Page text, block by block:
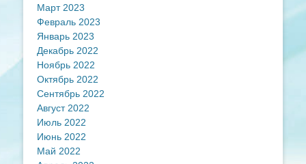
Март 2023
Февраль 2023
Январь 2023
Декабрь 2022
Ноябрь 2022
Октябрь 2022
Сентябрь 2022
Август 2022
Июль 2022
Июнь 2022
Май 2022